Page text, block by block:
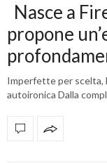
Nasce a
propone
Imperfette per scelta,
autoironica Dalla